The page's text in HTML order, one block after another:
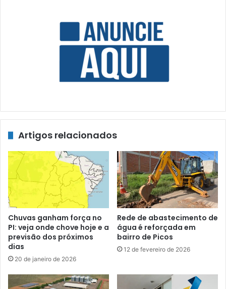
Artigos relacionados
Chuvas ganham força no
PI: veja onde chove hoje e a
previsão dos próximos
dias
20 de janeiro de 2026
Rede de abastecimento de
água é reforçada em
bairro de Picos
12 de fevereiro de 2026